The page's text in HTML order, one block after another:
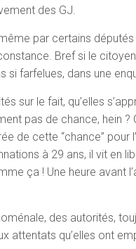
des GJ.
par certains
Bref si le
si farfelues, dans une
sur le fait, qu’elles
pas de chance, hein
de cette “chance” pour
à 29 ans, il vit en
ça ! Une heure avant
des autorités,
attentats qu’elles ont